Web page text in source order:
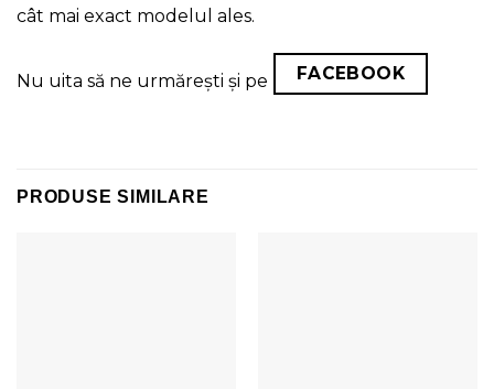
cât mai exact modelul ales.
Nu uita să ne urmărești și pe FACEBOOK
PRODUSE SIMILARE